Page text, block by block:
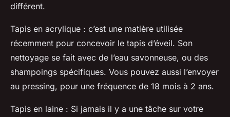
différent.
Tapis en acrylique : c’est une matière utilisée
récemment pour concevoir le tapis d’éveil. Son
nettoyage se fait avec de l’eau savonneuse, ou des
shampoings spécifiques. Vous pouvez aussi l’envoyer
au pressing, pour une fréquence de 18 mois à 2 ans.
Tapis en laine : Si jamais il y a une tâche sur votre